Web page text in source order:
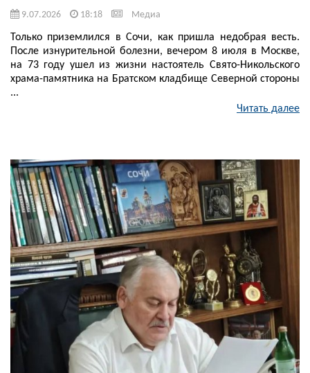
9.07.2026 18:18 Медиа
Только приземлился в Сочи, как пришла недобрая весть.
После изнурительной болезни, вечером 8 июля в Москве,
на 73 году ушел из жизни настоятель Свято-Никольского
храма-памятника на Братском кладбище Северной стороны
...
Читать далее